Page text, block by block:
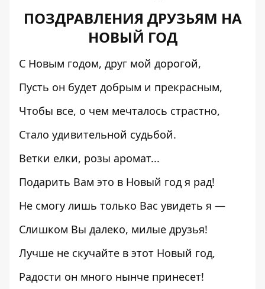
ПОЗДРАВЛЕНИЯ ДРУЗЬЯМ НА
НОВЫЙ ГОД
С Новым годом, друг мой дорогой,
Пусть он будет добрым и прекрасным,
Чтобы все, о чем мечталось страстно,
Стало удивительной судьбой.
Ветки елки, розы аромат...
Подарить Вам это в Новый год я рад!
Не смогу лишь только Вас увидеть я —
Слишком Вы далеко, милые друзья!
Лучше не скучайте в этот Новый год,
Радости он много нынче принесет!